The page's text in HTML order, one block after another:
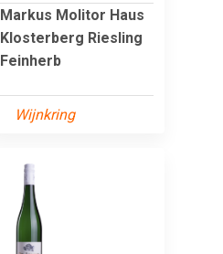
Markus Molitor Haus
Klosterberg Riesling
Feinherb
Wijnkring